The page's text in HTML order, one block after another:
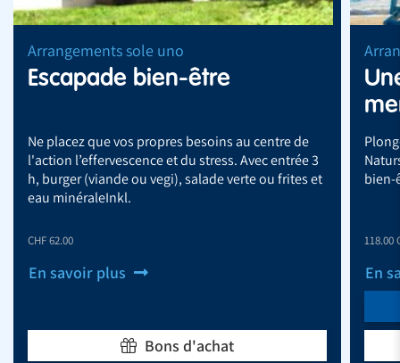
Arrangements sole uno
Escapade bien-être
Ne placez que vos propres besoins au centre de
l'action l’effervescence et du stress. Avec entrée 3
h, burger (viande ou vegi), salade verte ou frites et
eau minéraleInkl.
CHF 62.00
En savoir plus
Bons d'achat
bien-
118.00
En